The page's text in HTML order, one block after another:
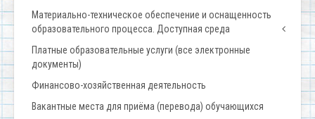
Материально-техническое обеспечение и оснащенность
образовательного процесса. Доступная среда
Платные образовательные услуги (все электронные
документы)
Финансово-хозяйственная деятельность
Вакантные места для приёма (перевода) обучающихся